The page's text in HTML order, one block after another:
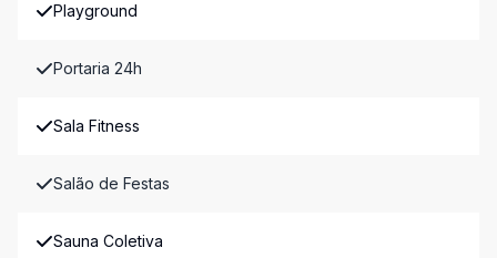
Playground
Portaria 24h
Sala Fitness
Salão de Festas
Sauna Coletiva